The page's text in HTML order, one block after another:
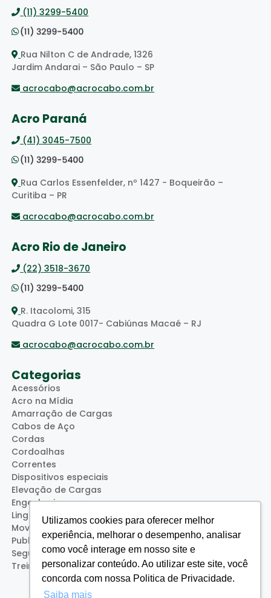
Utilizamos cookies para oferecer melhor
experiência, melhorar o desempenho, analisar
como você interage em nosso site e
personalizar conteúdo. Ao utilizar este site, você
concorda com nossa Politica de Privacidade.
Saiba mais
(11) 3299-5400
Rua Nilton C de Andrade, 1326
Jardim Andarai – São Paulo – SP
acrocabo@acrocabo.com.br
Acro Paraná
(41) 3045-7500
Rua Carlos Essenfelder, nº 1427 - Boqueirão –
Curitiba – PR
acrocabo@acrocabo.com.br
Acro Rio de Janeiro
(22) 3518-3670
R. Itacolomi, 315
Quadra G Lote 0017- Cabiúnas Macaé – RJ
acrocabo@acrocabo.com.br
Categorias
Acessórios
Acro na Mídia
Amarração de Cargas
Cabos de Aço
Cordas
Cordoalhas
Correntes
Dispositivos especiais
Elevação de Cargas
Engenharia
Lingas
Movimentação de Cargas
Publicações
Segurança
Treinamentos (Acro Service)